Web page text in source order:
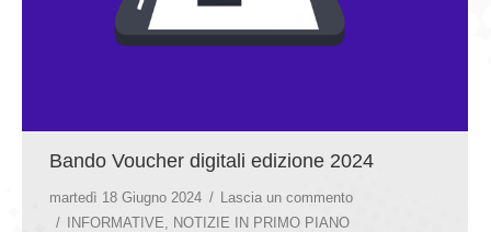
Bando Voucher digitali edizione 2024
martedì 18 Giugno 2024
Lascia un commento
INFORMATIVE, NOTIZIE IN PRIMO PIANO